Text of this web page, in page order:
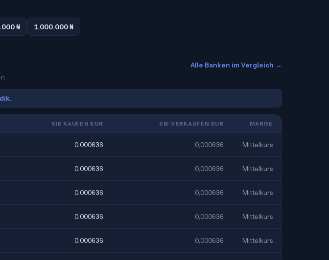
₦ 1.000.000 ₦
Alle Banken im Vergleich →
SIE KAUFEN EUR SIE VERKAUFEN EUR MARGE
0,000636 0,000636 Mittelkurs
0,000636 0,000636 Mittelkurs
0,000636 0,000636 Mittelkurs
0,000636 0,000636 Mittelkurs
0,000636 0,000636 Mittelkurs